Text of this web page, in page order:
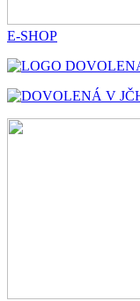
E-SHOP